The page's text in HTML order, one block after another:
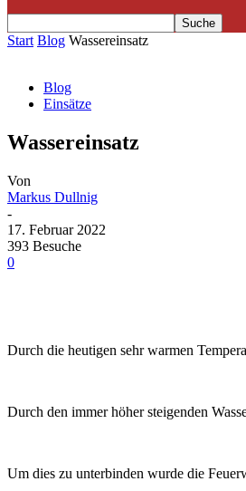
Start Blog Wassereinsatz
Blog
Einsätze
Wassereinsatz
Von
Markus Dullnig
-
17. Februar 2022
393 Besuche
0
Durch die heutigen sehr warmen
Durch den immer höher steigenden
Um dies zu unterbinden wurde die